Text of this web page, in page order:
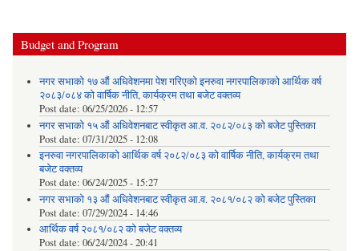
Budget and Program
नगर सभाको १७ औं अधिवेशनमा पेश गरिएको इनरुवा नगरपालिकाको आर्थिक वर्ष
२०८३/०८४ को वार्षिक नीति, कार्यक्रम तथा बजेट वक्तव्य
Post date: 06/25/2026 - 12:57
नगर सभाको १५ औं अधिवेशनबाट स्वीकृत आ.व. २०८२/०८३ को बजेट पुस्तिका
Post date: 07/31/2025 - 12:08
इनरुवा नगरपालिकाको आर्थिक वर्ष २०८२/०८३ को वार्षिक नीति, कार्यक्रम तथा
बजेट वक्तव्य
Post date: 06/24/2025 - 15:27
नगर सभाको १३ औं अधिवेशनबाट स्वीकृत आ.व. २०८१/०८२ को बजेट पुस्तिका
Post date: 07/29/2024 - 14:46
आर्थिक वर्ष २०८१/०८२ को बजेट वक्तव्य
Post date: 06/24/2024 - 20:41